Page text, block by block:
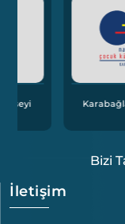
Karabağlar Bilim
Bizi
İletişim